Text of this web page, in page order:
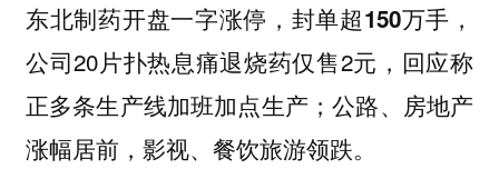
东北制药开盘一字涨停，封单超150万手 ，
公司20片扑热息痛退烧药仅售2元，回应称
正多条生产线加班加点生产；公路、房地产
涨幅居前，影视、餐饮旅游领跌。